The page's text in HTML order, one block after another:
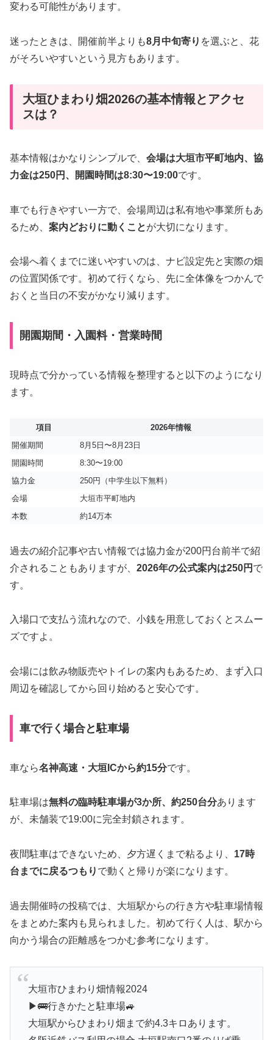
変わる可能性があります。
迷ったときは、開催前半よりも8月中旬寄り を選ぶと、花
がそろいやすいという見方もあります。
大垣ひまわり畑2026の基本情報とアクセ
スは？
基本情報はかなりシンプルで、 会場は大垣市平町地内、協
力金は250円、開園時間は8:30〜19:00です。
車でも行きやすい一方で、会場周辺は私有地や事業所もあ
るため、 案内どおりに動くことが大切になります。
会場へ着くまでに迷いやすいのは、ナビ設定先と実際の畑
の位置関係です。初めて行くなら、先に全体像をつかんで
おくと当日の不安がかなり減ります。
開園期間・入園料・営業時間
現時点で分かっている情報を整理すると以下のようになり
ます。
項目
2026年情報
開催期間
8月5日〜8月23日
開園時間
8:30〜19:00
協力金
250円（中学生以下無料）
会場
大垣市平町地内
本数
約14万本
過去の紹介記事や古い情報では協力金が200円台前半で紹
介されることもありますが、 2026年の公式案内は250円 で
す。
入場口で支払う流れなので、小銭を用意しておくとスムー
ズですよ。
会場には飲み物販売やトイレの案内もあるため、まず入口
周辺を確認してから回り始めると安心です。
車で行く場合と駐車場
車なら名神高速・大垣ICから約15分です。
駐車場は無料の臨時駐車場が3か所、約250台分あります
が、未舗装で19:00に完全封鎖されます。
夜間駐車はできないため、夕方遅くまで粘るより、 17時
台までに戻るつもり で動くと帰りが楽になります。
過去開催時の投稿では、大垣駅からの行き方や駐車場情報
をまとめた案内も見られました。初めて行く人は、駅から
向かう場合の距離感をつかむ参考になります。
大垣市ひまわり畑情報2024
▶︎🚌行きかたと駐車場🚙
大垣駅からひまわり畑まで約4.3キロあります。